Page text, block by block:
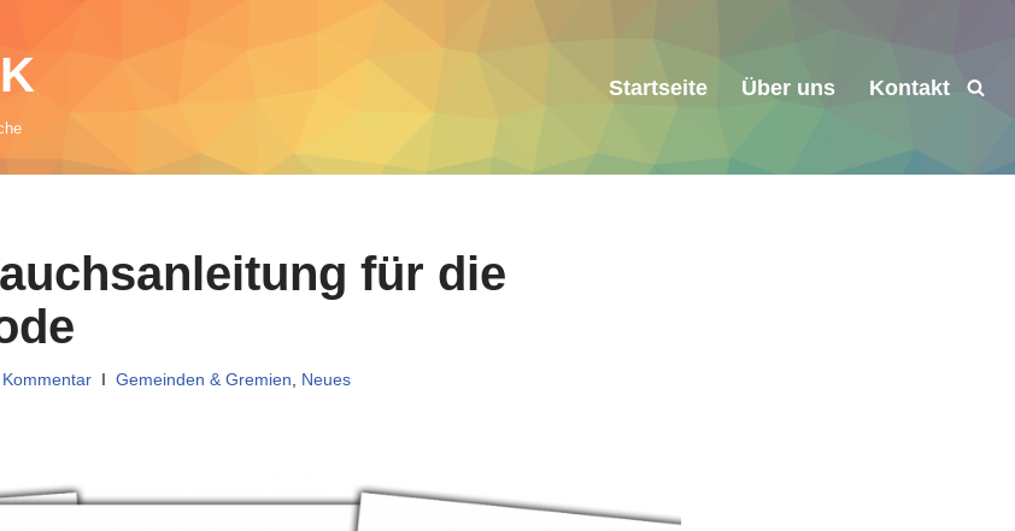
Startseite Über uns Kontakt
für die
Kommentar Gemeinden & Gremien Neues